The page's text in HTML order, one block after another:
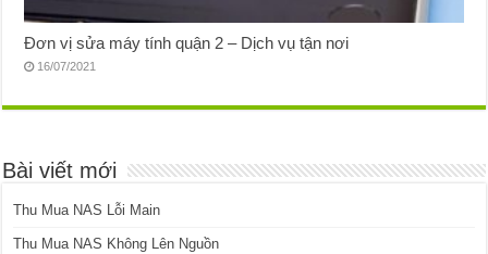
Đơn vị sửa máy tính quận 2 – Dịch vụ tận nơi
16/07/2021
Bài viết mới
Thu Mua NAS Lỗi Main
Thu Mua NAS Không Lên Nguồn